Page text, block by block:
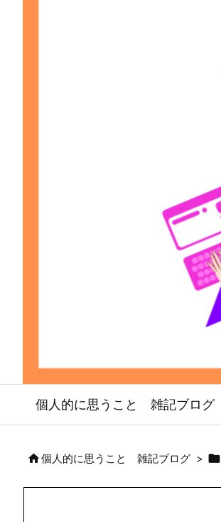
個人的に思うこと 雑記ブログ
個人的に思うこと 雑記ブログ > 